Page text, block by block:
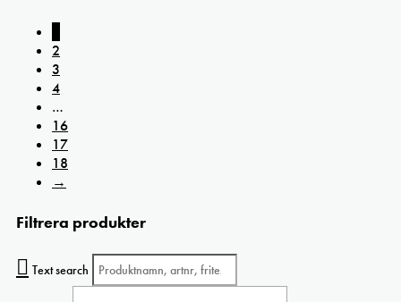
2
3
4
…
16
17
18
→
Filtrera produkter
Text search